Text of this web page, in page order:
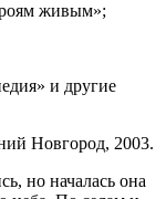
живым»;
и другие
Новгород, 2003.
но началась она